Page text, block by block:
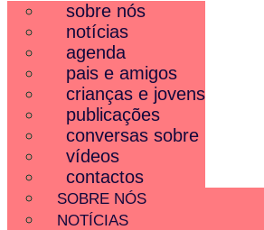
sobre nós
notícias
agenda
pais e amigos
crianças e jovens
publicações
conversas sobre
vídeos
contactos
SOBRE NÓS
NOTÍCIAS